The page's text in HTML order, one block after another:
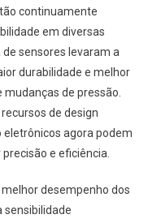
continuamente
em diversas
sensores levaram a
durabilidade e melhor
de pressão.
de design
agora podem
e eficiência.
desempenho dos
sensibilidade